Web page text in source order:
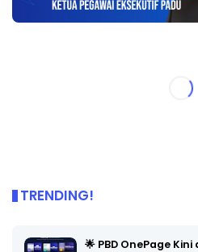
TRENDING!
🌟 PBD OnePage